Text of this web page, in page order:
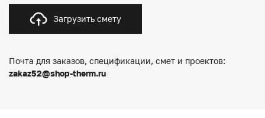
Загрузить смету
Почта для заказов, спецификации, смет и проектов:
zakaz52@shop-therm.ru